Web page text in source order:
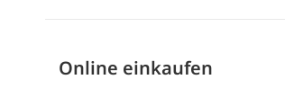
Online einkaufen